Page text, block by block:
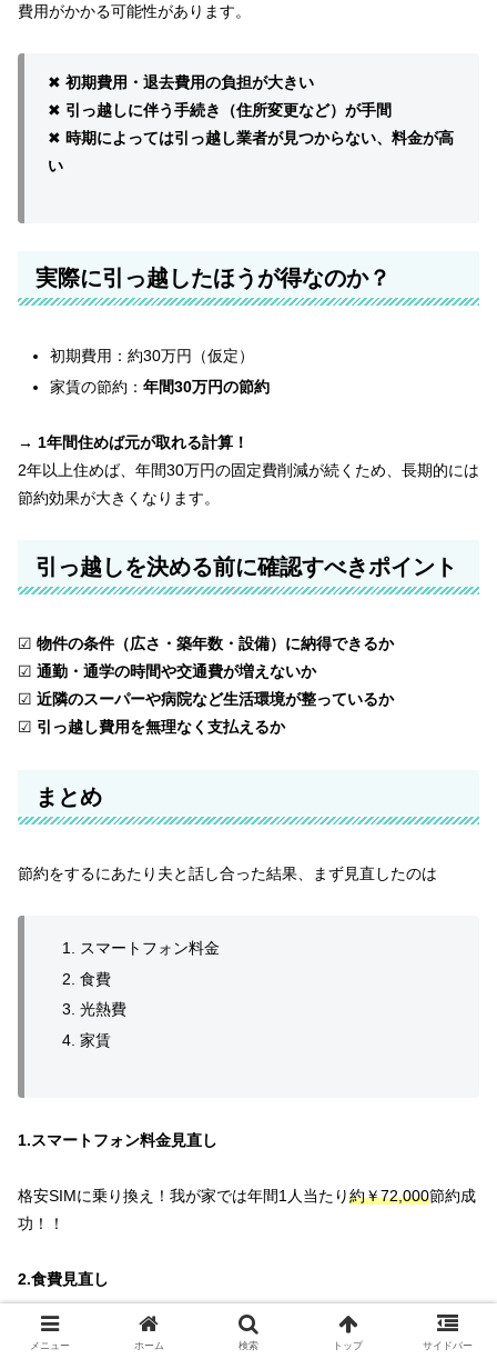
費用がかかる可能性があります。
✖ 初期費用・退去費用の負担が大きい
✖ 引っ越しに伴う手続き（住所変更など）が手間
✖ 時期によっては引っ越し業者が見つからない、料金が高
い
実際に引っ越したほうが得なのか？
初期費用：約30万円（仮定）
家賃の節約： 年間30万円の節約
→ 1年間住めば元が取れる計算！
2年以上住めば、年間30万円の固定費削減が続くため、長期的には
節約効果が大きくなります。
引っ越しを決める前に確認すべきポイント
☑ 物件の条件（広さ・築年数・設備）に納得できるか
☑ 通勤・通学の時間や交通費が増えないか
☑ 近隣のスーパーや病院など生活環境が整っているか
☑ 引っ越し費用を無理なく支払えるか
まとめ
節約をするにあたり夫と話し合った結果、まず見直したのは
スマートフォン料金
食費
光熱費
家賃
1.スマートフォン料金見直し
格安SIMに乗り換え！我が家では年間1人当たり約￥72,000節約成
功！！
2.食費見直し
食材を1週間分まとめ買いし自炊する＆外食を減らすと年間
約15〜
メニュー ホーム 検索 トップ サイドバー